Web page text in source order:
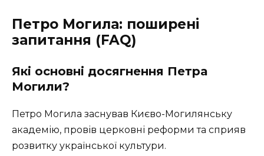
Петро Могила: поширені
запитання (FAQ)
Які основні досягнення Петра
Могили?
Петро Могила заснував Києво-Могилянську
академію, провів церковні реформи та сприяв
розвитку української культури.